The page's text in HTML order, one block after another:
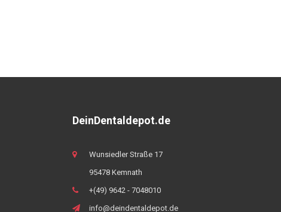
DeinDentaldepot.de
Wunsiedler Straße 17
95478 Kemnath
+(49) 9642 - 7048010
info@deindentaldepot.de